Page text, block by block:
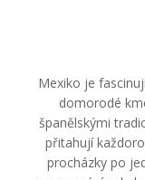
Mexiko je
domorodé
španělskými
přitahují
procházky po